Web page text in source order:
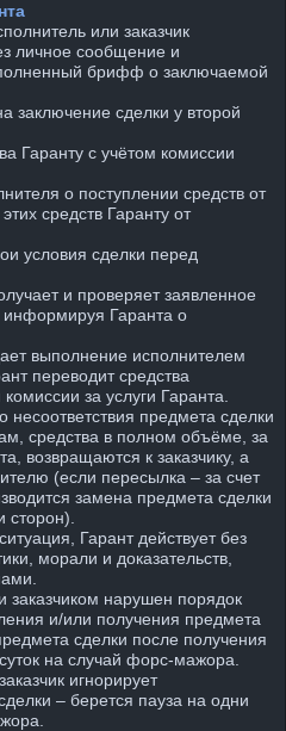
или заказчик
личное сообщение и
брифф о заключаемой
заключение сделки у второй
Гаранту с учётом комиссии
о поступлении средств от
средств Гаранту от
условия сделки перед
и проверяет заявленное
информируя Гаранта о
выполнение исполнителем
переводит средства
за услуги Гаранта.
несоответствия предмета сделки
средства в полном объёме, за
возвращаются к заказчику, а
(если пересылка – за счет
замена предмета сделки
сторон).
Гарант действует без
морали и доказательств,
заказчиком нарушен порядок
и/или получения предмета
сделки после получения
на случай форс-мажора.
игнорирует
– берется пауза на одни